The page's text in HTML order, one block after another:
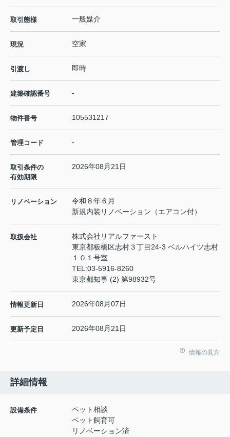
取引態様 一般媒介
現況 空家
引渡し 即時
建築確認番号 -
物件番号 105531217
管理コード -
取引条件の
有効期限
2026年08月21日
リノベーション
令和８年６月
新規内装リノベーション（エアコン付）
取扱会社
株式会社リアルファースト
東京都板橋区志村３丁目24-3 ベルハイツ志村
１０１号室
TEL:03-5916-8260
東京都知事 (2) 第98932号
情報更新日 2026年08月07日
更新予定日 2026年08月21日
情報の見方
詳細情報
設備条件
ペット相談
ペット飼育可
リノベーション済